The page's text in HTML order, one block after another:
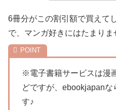
6冊分がこの割引額で買えて
で、マンガ好きにはたまりま
※電子書籍サービスは漫
どですが、ebookjapanな
す♪